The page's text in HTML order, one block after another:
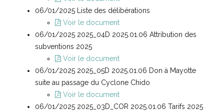
06/01/2025 Liste des délibérations
Voir le document
06/01/2025 2025_04D 2025.01.06 Attribution des
subventions 2025
Voir le document
06/01/2025 2025_05D 2025.01.06 Don à Mayotte
suite au passage du Cyclone Chido
Voir le document
06/01/2025 2025_03D_COR 2025.01.06 Tarifs 2025